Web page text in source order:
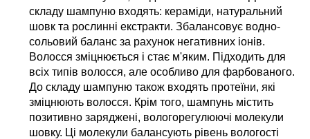
складу шампуню входять: кераміди, натуральний
шовк та рослинні екстракти. Збалансовує водно-
сольовий баланс за рахунок негативних іонів.
Волосся зміцнюється і стає м'яким. Підходить для
всіх типів волосся, але особливо для фарбованого.
До складу шампуню також входять протеїни, які
зміцнюють волосся. Крім того, шампунь містить
позитивно заряджені, вологорегулюючі молекули
шовку. Ці молекули балансують рівень вологості